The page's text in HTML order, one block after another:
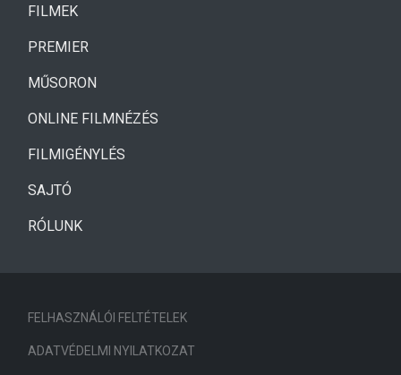
FILMEK(CURRENT)
PREMIER
MŰSORON
ONLINE FILMNÉZÉS
FILMIGÉNYLÉS
SAJTÓ
RÓLUNK
FELHASZNÁLÓI FELTÉTELEK
ADATVÉDELMI NYILATKOZAT